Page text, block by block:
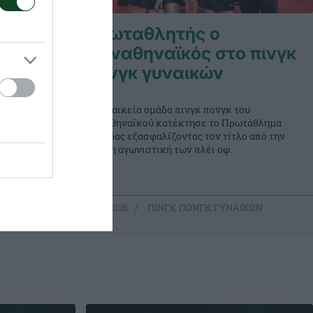
πινγκ
Πρωταθλητής ο
Παναθηναϊκός στο πινγκ
πονγκ γυναικών
Η γυναικεία ομάδα πινγκ πονγκ του
Παναθηναϊκού κατέκτησε το Πρωτάθλημα
Ελλάδας εξασφαλίζοντας τον τίτλο από την
πρώτη αγωνιστική των πλέι οφ.
21.05.2026 ΠΙΝΓΚ ΠΟΝΓΚ ΓΥΝΑΙΚΩΝ